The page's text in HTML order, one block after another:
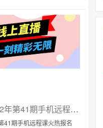
迅维培训2022年第41期手机远程课火热报名中
41期手机远程课火热报名